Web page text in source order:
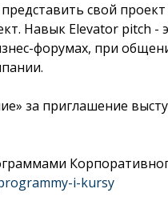
свой
Навык Elevator pitch -
форумах, при
за приглашение
i-kursy